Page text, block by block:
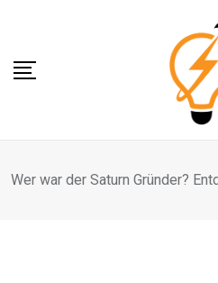
content
Wer war der Saturn Gründer?